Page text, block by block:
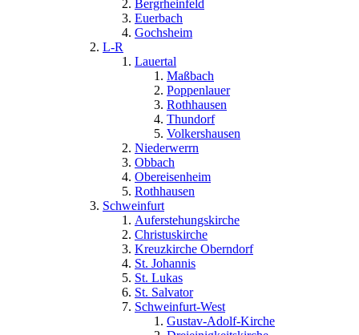
Bergrheinfeld
Euerbach
Gochsheim
L-R
Lauertal
Maßbach
Poppenlauer
Rothhausen
Thundorf
Volkershausen
Niederwerrn
Obbach
Obereisenheim
Rothhausen
Schweinfurt
Auferstehungskirche
Christuskirche
Kreuzkirche Oberndorf
St. Johannis
St. Lukas
St. Salvator
Schweinfurt-West
Gustav-Adolf-Kirche